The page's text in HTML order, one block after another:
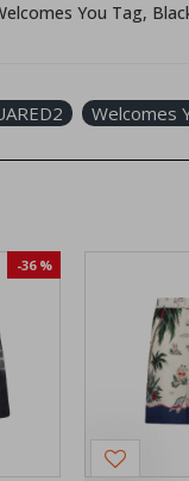
You Tag,
Welcomes
-36 %